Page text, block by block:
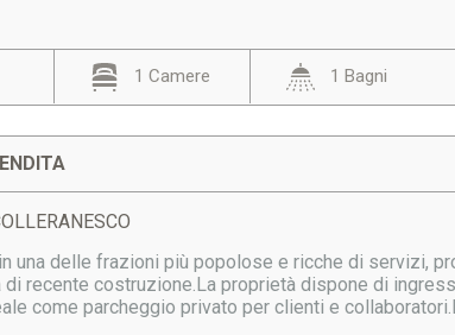
1 Camere 1 Bagni
una delle frazioni più popolose e ricche di servizi,
di recente costruzione.La proprietà dispone di
come parcheggio privato per clienti e